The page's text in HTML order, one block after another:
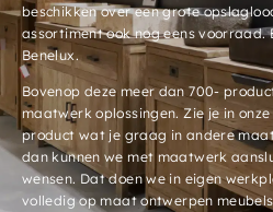
beschikken over een grote
assortiment ook nog eens voorraad.
Benelux.
Bovenop deze meer dan 700-
maatwerk oplossingen. Zie je in
product wat je graag in andere
dan kunnen we met maatwerk
wensen. Dat doen we in eigen
volledig op maat ontwerpen